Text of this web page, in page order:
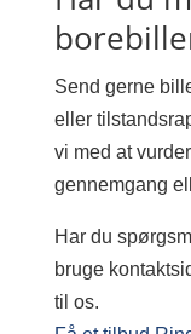
Send gerne
eller
vi med at
gennemgang
Har du
bruge
til os.